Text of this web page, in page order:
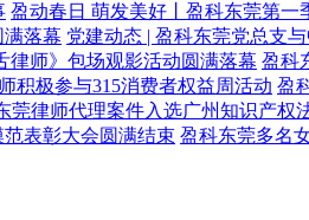
盈动春日 萌发美好丨盈科东莞第一
落幕 党建动态 | 盈科东莞党总支
律师》包场观影活动圆满落幕 盈科
积极参与315消费者权益周活动 盈
莞律师代理案件入选广州知识产权
表彰大会圆满结束 盈科东莞多名